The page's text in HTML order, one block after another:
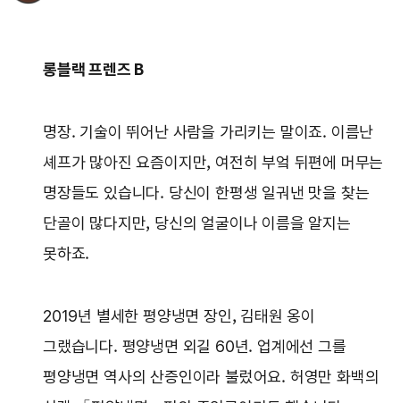
롱블랙 프렌즈 B
명장. 기술이 뛰어난 사람을 가리키는 말이죠. 이름난
셰프가 많아진 요즘이지만, 여전히 부엌 뒤편에 머무는
명장들도 있습니다. 당신이 한평생 일궈낸 맛을 찾는
단골이 많다지만, 당신의 얼굴이나 이름을 알지는
못하죠.
2019년 별세한 평양냉면 장인, 김태원 옹이
그랬습니다. 평양냉면 외길 60년. 업계에선 그를
평양냉면 역사의 산증인이라 불렀어요. 허영만 화백의